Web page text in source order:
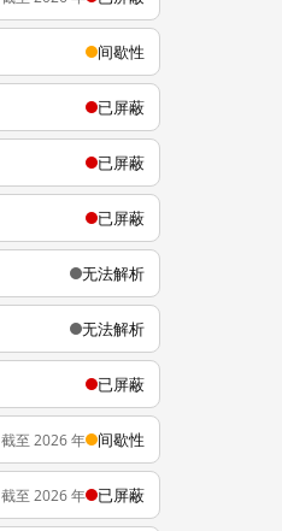
间歇性
已屏蔽
已屏蔽
已屏蔽
无法解析
无法解析
已屏蔽
截至 2026 年 间歇性
截至 2026 年 已屏蔽